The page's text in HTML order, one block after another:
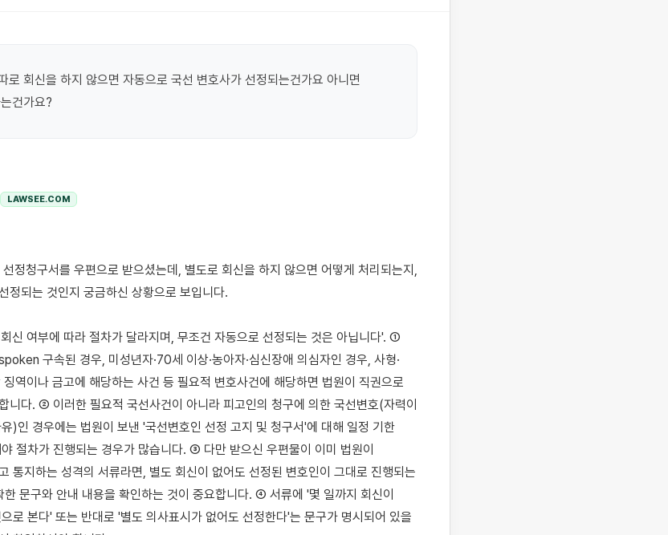
로 회신을 하지 않으면 자동으로 국선 변호사가 선정되는건가요 아니면
건가요?
LAWSEE.COM
정되는 것인지 궁금하신 상황으로 보입니다.
신 여부에 따라 절차가 달라지며, 무조건 자동으로 선정되는 것은 아닙니다'. ①
구속된 경우, 미성년자·70세 이상·농아자·심신장애 의심자인 경우, 사형·
역이나 금고에 해당하는 사건 등 필요적 변호사건에 해당하면 법원이 직권으로
니다. ② 이러한 필요적 국선사건이 아니라 피고인의 청구에 의한 국선변호(자력이
)인 경우에는 법원이 보낸 '국선변호인 선정 고지 및 청구서'에 대해 일정 기한
절차가 진행되는 경우가 많습니다. ③ 다만 받으신 우편물이 이미 법원이
통지하는 성격의 서류라면, 별도 회신이 없어도 선정된 변호인이 그대로 진행되는
한 문구와 안내 내용을 확인하는 것이 중요합니다. ④ 서류에 '몇 일까지 회신이
로 본다' 또는 반대로 '별도 의사표시가 없어도 선정한다'는 문구가 명시되어 있을